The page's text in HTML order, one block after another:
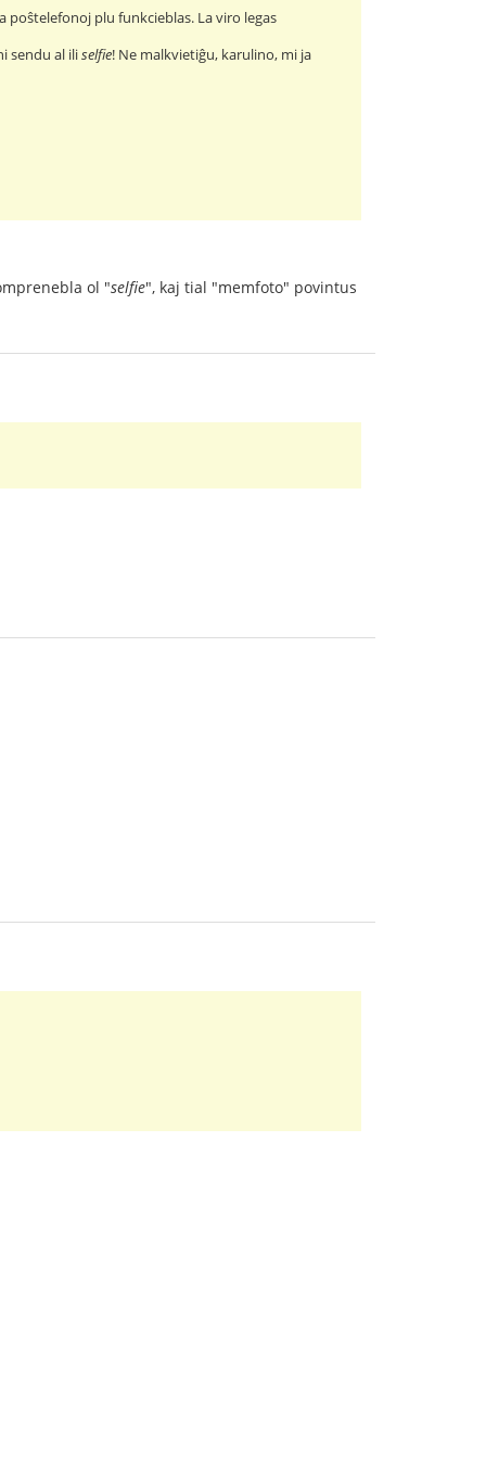
plu funkcieblas. La viro legas
sendu al iliselfie! Ne malkvietiĝu, karulino, mi ja
ol "selfie", kaj tial "memfoto" povintus